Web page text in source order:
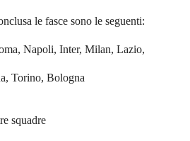
le fasce sono le seguenti:
Napoli, Inter, Milan, Lazio,
Torino, Bologna
squadre